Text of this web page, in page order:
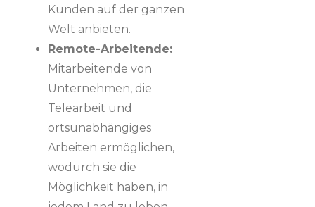
Kunden auf der ganzen
Welt anbieten.
Remote-Arbeitende:
Mitarbeitende von
Unternehmen, die
Telearbeit und
ortsunabhängiges
Arbeiten ermöglichen,
wodurch sie die
Möglichkeit haben, in